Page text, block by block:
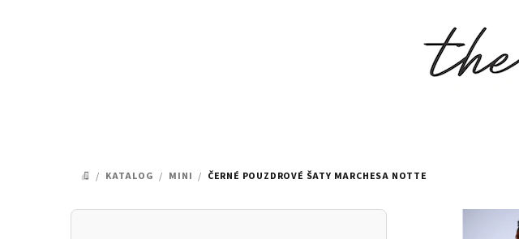
DOMŮ
/ KATALOG / MINI / ČERNÉ POUZDROVÉ ŠATY MARCHESA NOTTE
P